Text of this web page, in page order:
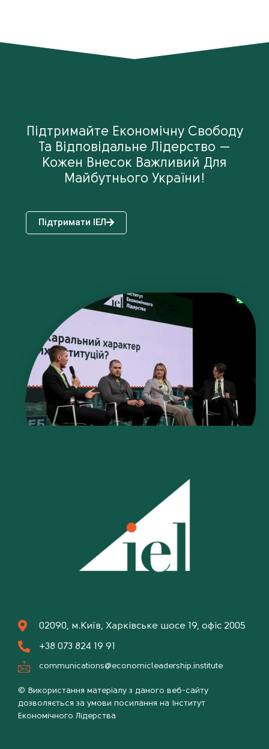
Підтримайте Економічну Свободу
Та Відповідальне Лідерство —
Кожен Внесок Важливий Для
Майбутнього України!
Підтримати ІЕЛ
02090, м.Київ, Харківське шосе 19, офіс 2005
+38 073 824 19 91
communications@economicleadership.institute
© Використання матеріалу з даного веб-сайту
дозволяється за умови посилання на Інститут
Економічного Лідерства